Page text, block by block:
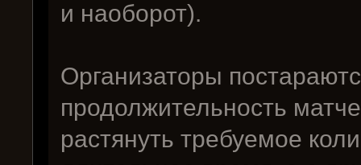
и наоборот).
Организаторы
продолжительность
растянуть требуемое